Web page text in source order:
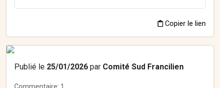
Copier le lien
Publié le 25/01/2026 par Comité Sud Francilien